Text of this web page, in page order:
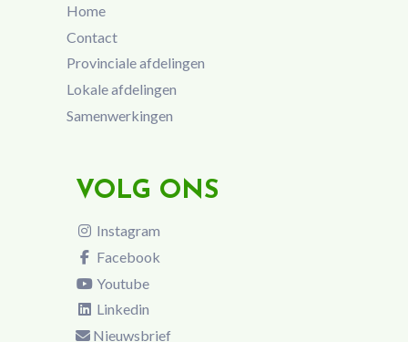
Home
Contact
Provinciale afdelingen
Lokale afdelingen
Samenwerkingen
VOLG ONS
Instagram
Facebook
Youtube
Linkedin
Nieuwsbrief